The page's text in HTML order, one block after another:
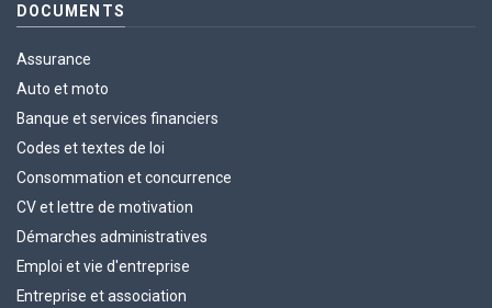
DOCUMENTS
Assurance
Auto et moto
Banque et services financiers
Codes et textes de loi
Consommation et concurrence
CV et lettre de motivation
Démarches administratives
Emploi et vie d'entreprise
Entreprise et association